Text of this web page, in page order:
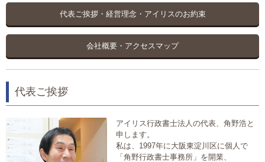
代表ご挨拶・経営理念・アイリスのお約束
会社概要・アクセスマップ
代表ご挨拶
アイリス行政書士法人の代表、角野浩と
申します。
私は、1997年に大阪東淀川区に個人で
「角野行政書士事務所」を開業、
サービス一覧
建設業許可申請
事業に必要な許認可取得サポート
大切な書類作成サポート